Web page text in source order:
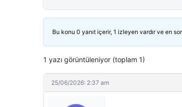
Bu konu 0 yanıt içerir, 1 izleyen vardır ve en
1 yazı görüntüleniyor (toplam 1)
25/06/2026: 2:37 am